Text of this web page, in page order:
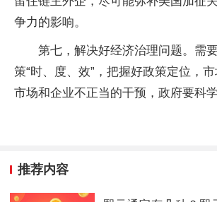
争力的影响。
第七，解决好经济治理问题。需
策“时、度、效”，把握好政策定位，
市场和企业不正当的干预，政府要科学
推荐内容